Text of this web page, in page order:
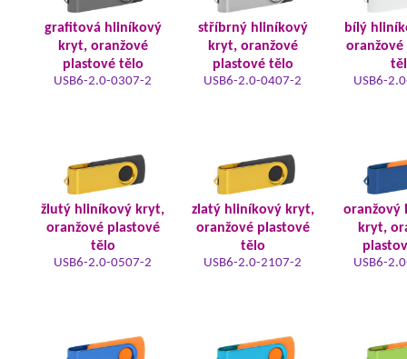
grafitová hliníkový
kryt, oranžové
plastové tělo
USB6-2.0-0307-2
stříbrný hliníkový
kryt, oranžové
plastové tělo
USB6-2.0-0407-2
bílý
oranžové
USB6-
žlutý hliníkový kryt,
oranžové plastové
tělo
USB6-2.0-0507-2
zlatý hliníkový kryt,
oranžové plastové
tělo
USB6-2.0-2107-2
oranžový
kryt,
USB6-